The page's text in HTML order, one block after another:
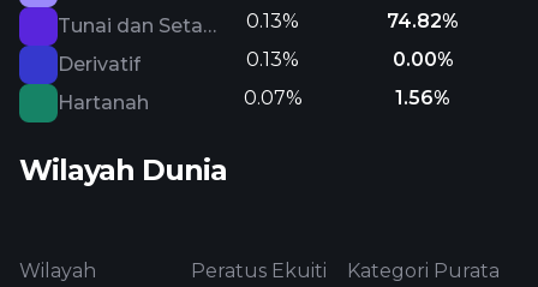
Tunai dan Setara
0.13%
74.82%
Derivatif
0.13%
0.00%
Hartanah
0.07% 1.56%
Wilayah Dunia
Wilayah Peratus Ekuiti Kategori Purata